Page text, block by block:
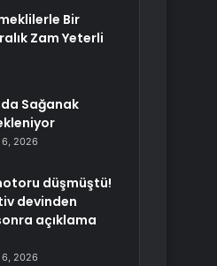
Bir
Zam Yeterli
Sağanak
2026
düşmüştü!
devinden
açıklama
2026